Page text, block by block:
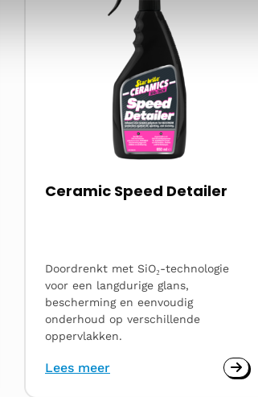
Ceramic Speed Detailer
Doordrenkt met SiO₂-technologie
voor een langdurige glans,
bescherming en eenvoudig
onderhoud op verschillende
oppervlakken.
Lees meer